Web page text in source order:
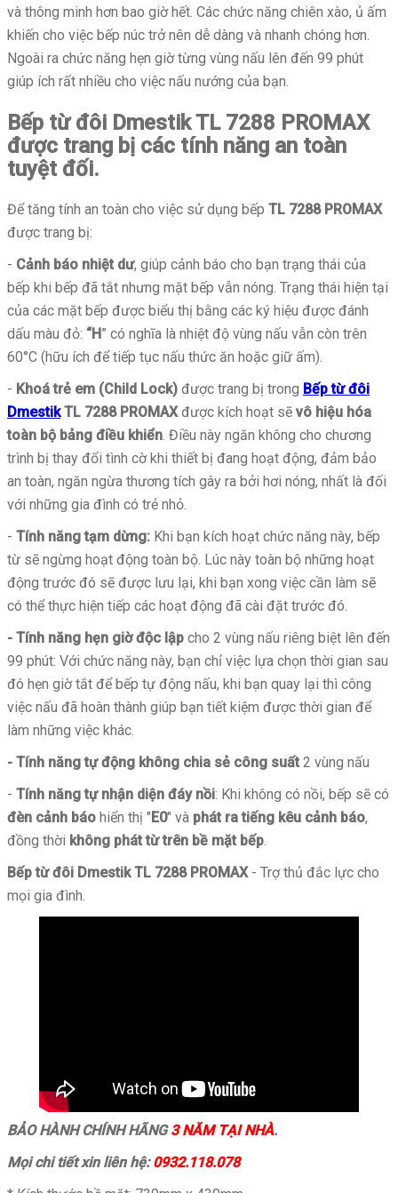
và thông minh hơn bao giờ hết. Các chức năng chiên xào, ủ ấm
khiến cho việc bếp núc trở nên dễ dàng và nhanh chóng hơn.
Ngoài ra chức năng hẹn giờ từng vùng nấu lên đến 99 phút
giúp ích rất nhiều cho việc nấu nướng của bạn.
Bếp từ đôi Dmestik TL 7288 PROMAX
được trang bị các tính năng an toàn
tuyệt đối.
Để tăng tính an toàn cho việc sử dụng bếp TL 7288 PROMAX
được trang bị:
- Cảnh báo nhiệt dư, giúp cảnh báo cho bạn trạng thái của
bếp khi bếp đã tắt nhưng mặt bếp vẫn nóng. Trạng thái hiện tại
của các mặt bếp được biểu thị bằng các ký hiệu được đánh
dấu màu đỏ: “H ” có nghĩa là nhiệt độ vùng nấu vẫn còn trên
60°C (hữu ích để tiếp tục nấu thức ăn hoặc giữ ấm).
- Khoá trẻ em (Child Lock) được trang bị trong Bếp từ đôi
Dmestik TL 7288 PROMAXđược kích hoạt sẽ vô hiệu hóa
toàn bộ bảng điều khiển. Điều này ngăn không cho chương
trình bị thay đổi tình cờ khi thiết bị đang hoạt động, đảm bảo
an toàn, ngăn ngừa thương tích gây ra bởi hơi nóng, nhất là đối
với những gia đình có trẻ nhỏ.
- Tính năng tạm dừng: Khi bạn kích hoạt chức năng này, bếp
từ sẽ ngừng hoạt động toàn bộ. Lúc này toàn bộ những hoạt
động trước đó sẽ được lưu lại, khi bạn xong việc cần làm sẽ
có thể thực hiện tiếp các hoạt động đã cài đặt trước đó.
- Tính năng hẹn giờ độc lập cho 2 vùng nấu riêng biệt lên đến
99 phút: Với chức năng này, bạn chỉ việc lựa chọn thời gian sau
đó hẹn giờ tắt để bếp tự động nấu, khi bạn quay lại thì công
việc nấu đã hoàn thành giúp bạn tiết kiệm được thời gian để
làm những việc khác.
- Tính năng tự động không chia sẻ công suất 2 vùng nấu
- Tính năng tự nhận diện đáy nồi: Khi không có nồi, bếp sẽ có
đèn cảnh báo hiển thị " E0" và phát ra tiếng kêu cảnh báo,
đồng thời không phát từ trên bề mặt bếp.
Bếp từ đôi Dmestik TL 7288 PROMAX - Trợ thủ đắc lực cho
mọi gia đình.
BẢO HÀNH CHÍNH HÃNG3 NĂM TẠI NHÀ.
Mọi chi tiết xin liên hệ:0932.118.078